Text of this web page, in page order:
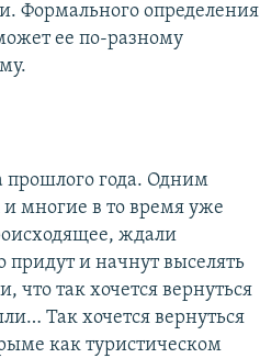
Формального определения
ее по-разному
прошлого года. Одним
и многие в то время уже
ждали
и начнут выселять
что так хочется вернуться
Так хочется вернуться
как туристическом